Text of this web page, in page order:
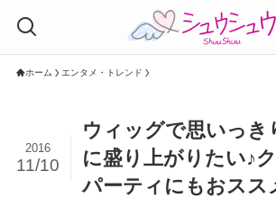
ホーム エンタメ・トレンド
ウィッグで思いっき
に盛り上がりたい♪
パーティにもおスス
2016
11/10